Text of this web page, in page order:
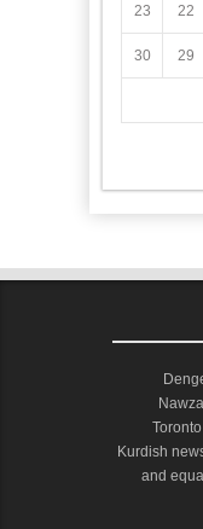
22
23
29
30
Kurdish
and